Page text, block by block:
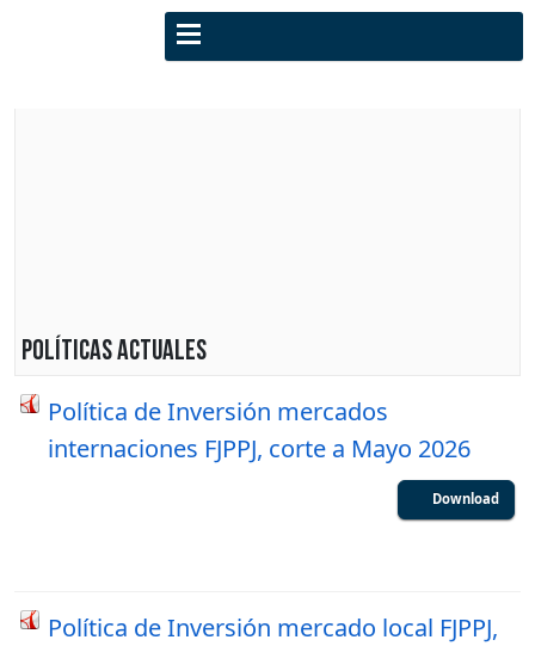
Políticas actuales
Política de Inversión mercados
internaciones FJPPJ, corte a Mayo 2026
Download
Política de Inversión mercado local FJPPJ,